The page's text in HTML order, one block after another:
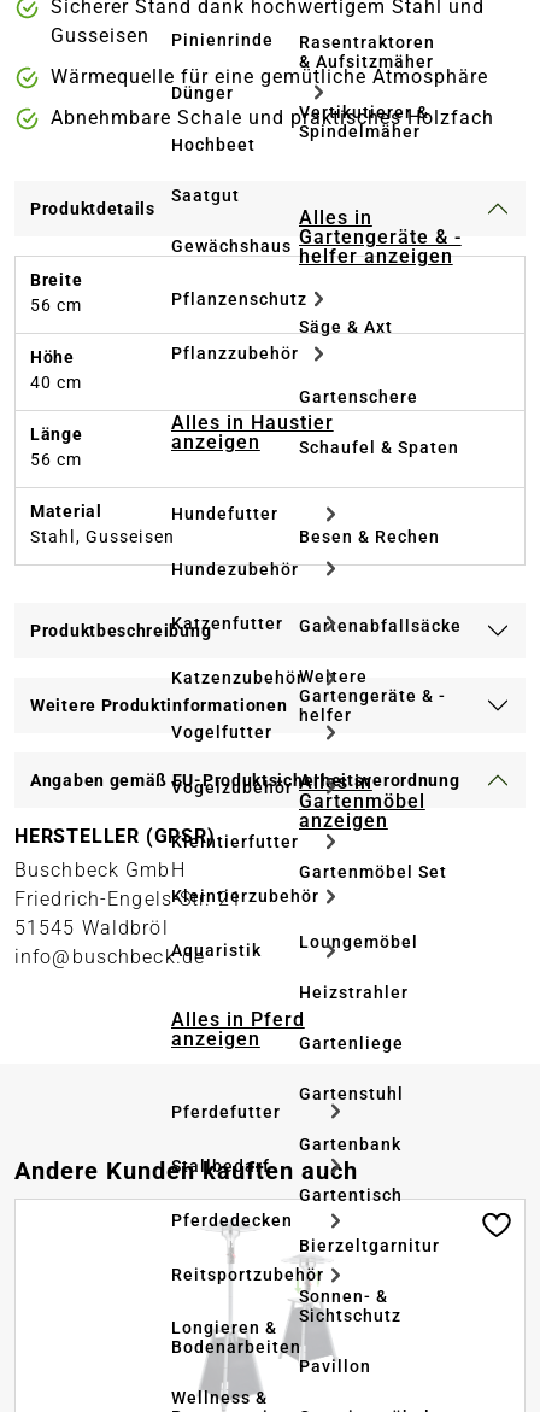
Pinienrinde
Dünger
Hochbeet
Saatgut
Gewächshaus
Pflanzenschutz
Pflanzzubehör
Alles in Haustier
anzeigen
Hundefutter
Hundezubehör
Katzenfutter
Katzenzubehör
Vogelfutter
Vogelzubehör
Kleintierfutter
Kleintierzubehör
Aquaristik
Alles in Pferd
anzeigen
Pferdefutter
Stallbedarf
Pferdedecken
Reitsportzubehör
Longieren &
Bodenarbeiten
Wellness &
Rasentraktoren
& Aufsitzmäher
Vertikutierer &
Spindelmäher
Alles in
Gartengeräte & -
helfer anzeigen
Säge & Axt
Gartenschere
Schaufel & Spaten
Besen & Rechen
Gartenabfallsäcke
Weitere
Gartengeräte & -
helfer
Alles in
Gartenmöbel
anzeigen
Gartenmöbel Set
Loungemöbel
Heizstrahler
Gartenliege
Gartenstuhl
Gartenbank
Gartentisch
Bierzeltgarnitur
Sonnen- &
Sichtschutz
Pavillon
Sicherer Stand dank hochwertigem Stahl und
Gusseisen
Wärmequelle für eine gemütliche Atmosphäre
Abnehmbare Schale und praktisches Holzfach
Produktdetails
Breite
56 cm
Höhe
40 cm
Länge
56 cm
Material
Stahl, Gusseisen
Produktbeschreibung
Weitere Produktinformationen
Angaben gemäß EU-Produktsicherheitsverordnung
HERSTELLER (GPSR)
Buschbeck GmbH
Friedrich-Engels-Str. 21
51545 Waldbröl
info@buschbeck.de
Produktgalerie überspringen
Andere Kunden kauften auch